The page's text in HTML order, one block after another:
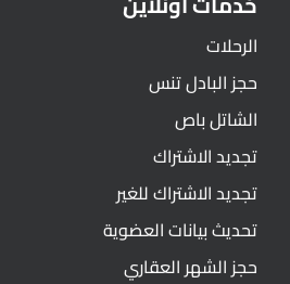
الرحلات
حجز البادل تنس
الشاتل باص
تجديد الاشتراك
تجديد الاشتراك للغير
تحديث بيانات العضوية
حجز الشهر العقاري